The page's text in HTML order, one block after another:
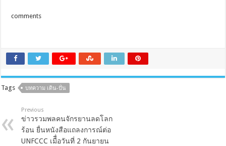
comments
Tags บทความ เดิน-ปั่น
Previous
ข่าวรวมพลคนจักรยานลดโลก
ร้อน ยื่นหนังสือแถลงการณ์ต่อ
UNFCCC เมืื่อวันที่ 2 กันยายน